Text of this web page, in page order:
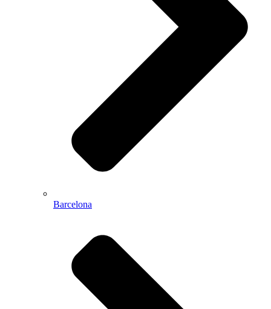
Barcelona